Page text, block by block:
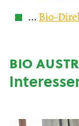
… Bio-
bio